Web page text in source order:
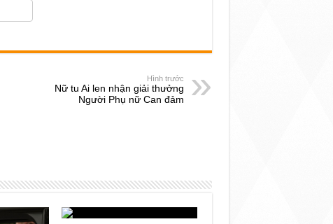
Hình trước
Nữ tu Ai len nhận giải thưởng
Người Phụ nữ Can đảm